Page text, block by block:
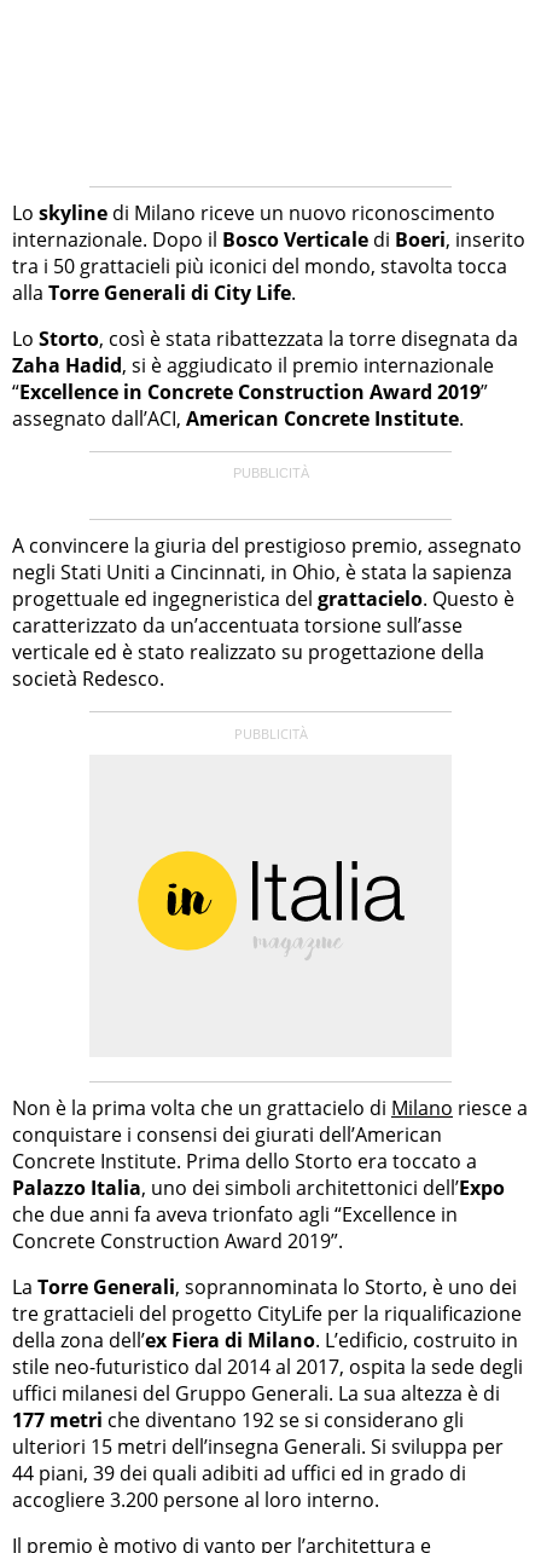
Lo skyline di Milano riceve un nuovo riconoscimento
internazionale. Dopo il Bosco Verticale di Boeri, inserito
tra i 50 grattacieli più iconici del mondo, stavolta tocca
alla Torre Generali di City Life.
Lo Storto, così è stata ribattezzata la torre disegnata da
Zaha Hadid, si è aggiudicato il premio internazionale
“Excellence in Concrete Construction Award 2019”
assegnato dall’ACI, American Concrete Institute.
A convincere la giuria del prestigioso premio, assegnato
negli Stati Uniti a Cincinnati, in Ohio, è stata la sapienza
progettuale ed ingegneristica del grattacielo. Questo è
caratterizzato da un’accentuata torsione sull’asse
verticale ed è stato realizzato su progettazione della
società Redesco.
Non è la prima volta che un grattacielo di Milano riesce a
conquistare i consensi dei giurati dell’American
Concrete Institute. Prima dello Storto era toccato a
Palazzo Italia, uno dei simboli architettonici dell’Expo
che due anni fa aveva trionfato agli “Excellence in
Concrete Construction Award 2019”.
La Torre Generali, soprannominata lo Storto, è uno dei
tre grattacieli del progetto CityLife per la riqualificazione
della zona dell’ex Fiera di Milano. L’edificio, costruito in
stile neo-futuristico dal 2014 al 2017, ospita la sede degli
uffici milanesi del Gruppo Generali. La sua altezza è di
177 metri che diventano 192 se si considerano gli
ulteriori 15 metri dell’insegna Generali. Si sviluppa per
44 piani, 39 dei quali adibiti ad uffici ed in grado di
accogliere 3.200 persone al loro interno.
Il premio è motivo di vanto per l’architettura e